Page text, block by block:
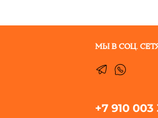
МЫ В СОЦ.
+7 910 003